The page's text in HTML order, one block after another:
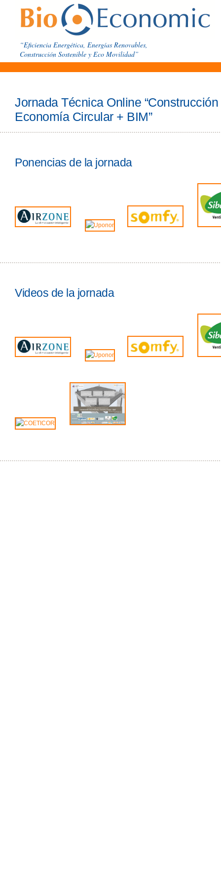
“Eficiencia Energética, Energías Renovables,
Construcción Sostenible y Eco Movilidad”
Jornada Técnica Online
Economía Circular + BIM”
Ponencias de la jornada
Videos de la jornada